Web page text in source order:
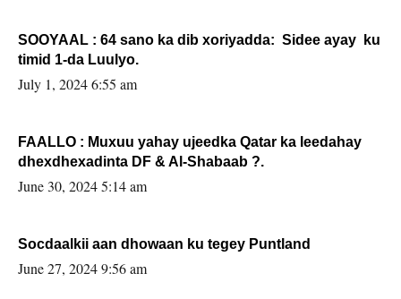
SOOYAAL : 64 sano ka dib xoriyadda: Sidee ayay ku
timid 1-da Luulyo.
July 1, 2024 6:55 am
FAALLO : Muxuu yahay ujeedka Qatar ka leedahay
dhexdhexadinta DF & Al-Shabaab ?.
June 30, 2024 5:14 am
Socdaalkii aan dhowaan ku tegey Puntland
June 27, 2024 9:56 am